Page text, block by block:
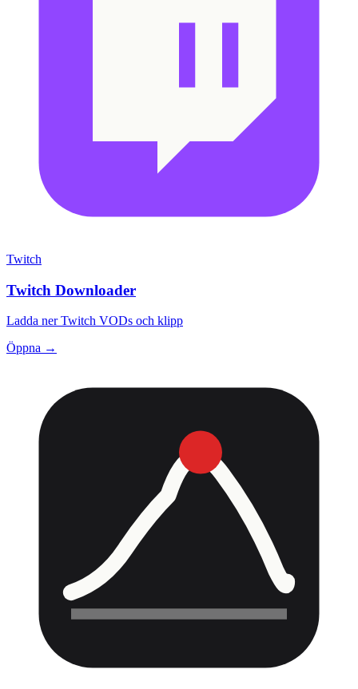
Twitch
Twitch Downloader
Ladda ner Twitch VODs och klipp
Öppna →